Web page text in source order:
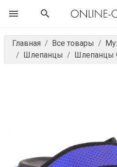
Главная Все товары
Шлепанцы
Шлепанцы